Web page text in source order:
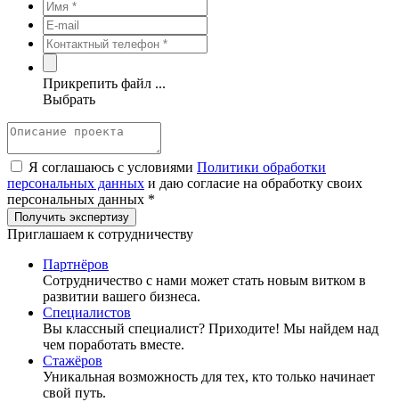
Прикрепить файл ...
Выбрать
Я соглашаюсь с условиями Политики обработки
персональных данных и даю согласие на обработку своих
персональных данных *
Приглашаем к сотрудничеству
Партнёров
Сотрудничество c нами может стать новым витком в
развитии вашего бизнеса.
Специалистов
Вы классный специалист? Приходите! Мы найдем над
чем поработать вместе.
Стажёров
Уникальная возможность для тех, кто только начинает
свой путь.